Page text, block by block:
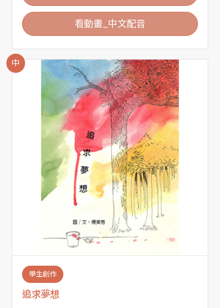
看動畫_中文配音
中
學生創作
追求夢想